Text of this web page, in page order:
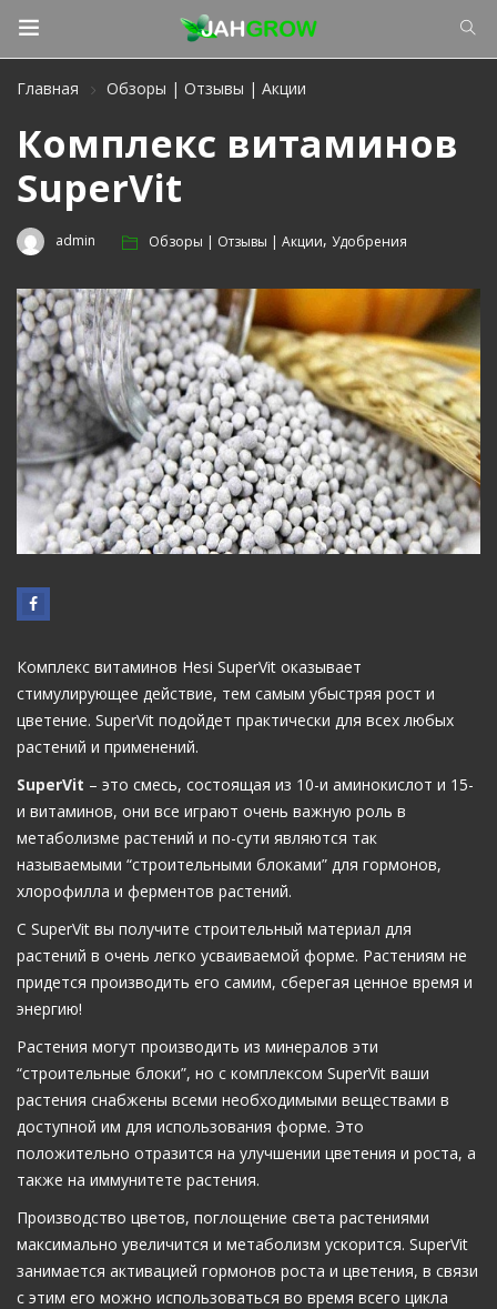
Главная Обзоры | Отзывы | Акции
Комплекс витаминов
SuperVit
admin Обзоры | Отзывы | Акции, Удобрения
Комплекс витаминов Hesi SuperVit оказывает
стимулирующее действие, тем самым убыстряя рост и
цветение. SuperVit подойдет практически для всех любых
растений и применений.
SuperVit – это смесь, состоящая из 10-и аминокислот и 15-
и витаминов, они все играют очень важную роль в
метаболизме растений и по-сути являются так
называемыми “строительными блоками” для гормонов,
хлорофилла и ферментов растений.
C SuperVit вы получите строительный материал для
растений в очень легко усваиваемой форме. Растениям не
придется производить его самим, сберегая ценное время и
энергию!
Растения могут производить из минералов эти
“строительные блоки”, но с комплексом SuperVit ваши
растения снабжены всеми необходимыми веществами в
доступной им для использования форме. Это
положительно отразится на улучшении цветения и роста, а
также на иммунитете растения.
Производство цветов, поглощение света растениями
максимально увеличится и метаболизм ускорится. SuperVit
занимается активацией гормонов роста и цветения, в связи
с этим его можно использоваться во время всего цикла